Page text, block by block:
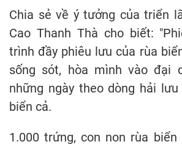
Chia sẻ về ý tưởng của triển
Cao Thanh Thà cho biết:
trình đầy phiêu lưu của rùa
sống sót, hòa mình vào đại
những ngày theo dòng hải
biển cả.
1.000 trứng, con non rùa